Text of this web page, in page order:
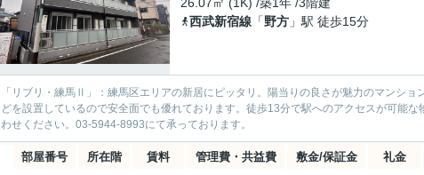
西武新宿線 「野方 」駅 徒歩15分
「リブリ・練馬Ⅱ」：練馬区エリアの新居にピッタリ。陽当りの良さが魅力のマンシ
どを設置しているので安全面でも優れております。徒歩13分で駅へのアクセスが可能
わせください。03-5944-8993にて承っております。
部屋番号 所在階 賃料 管理費・共益費 敷金/保証金 礼金